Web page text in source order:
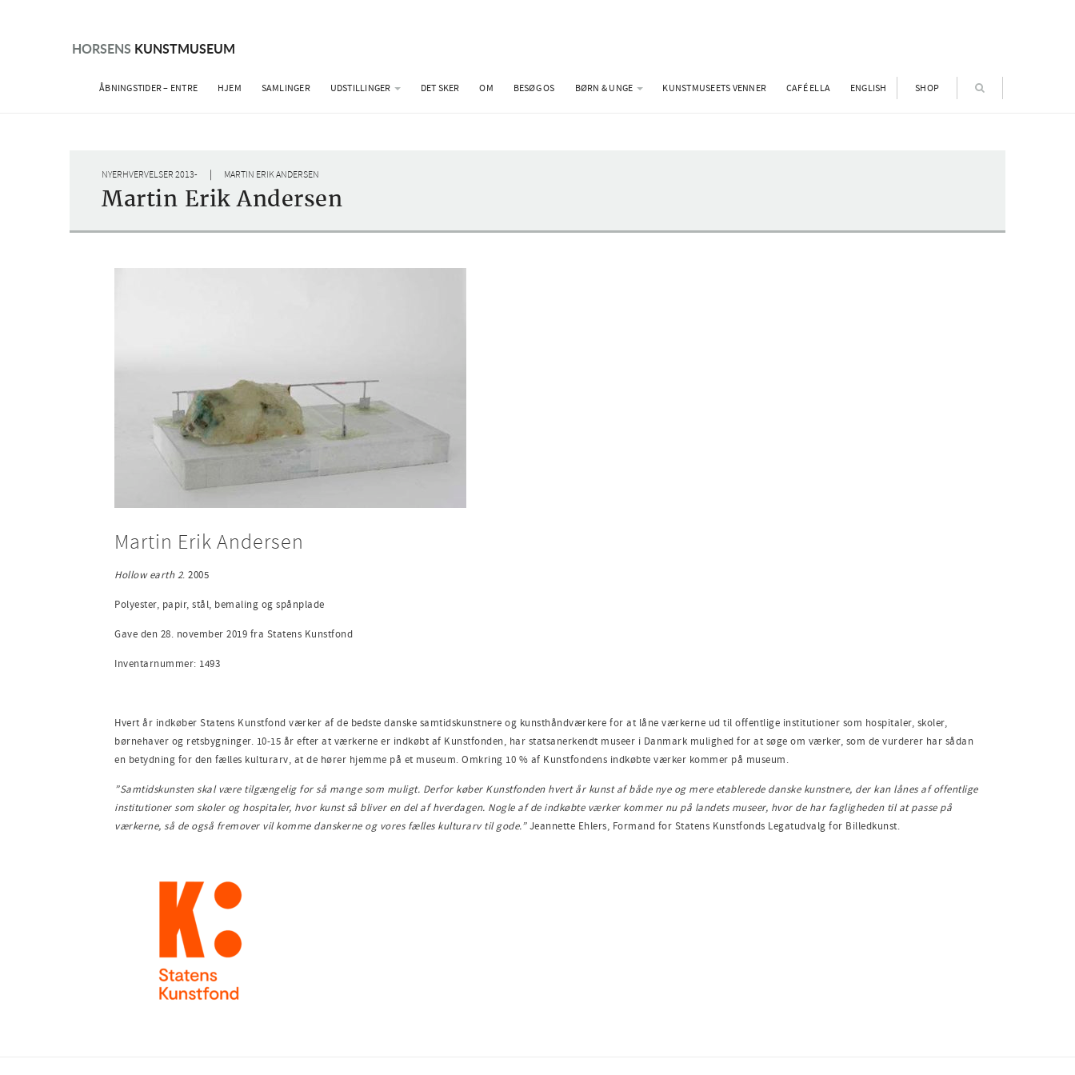
HORSENS KUNSTMUSEUM
ÅBNINGSTIDER – ENTRE HJEM SAMLINGER UDSTILLINGER DET SKER OM BESØG OS BØRN & UNGE KUNSTMUSEETS VENNER CAFÉ ELLA ENGLISH SHOP
NYERHVERVELSER 2013- | MARTIN ERIK ANDERSEN
Martin Erik Andersen
Martin Erik Andersen
Hollow earth 2. 2005
Polyester, papir, stål, bemaling og spånplade
Gave den 28. november 2019 fra Statens Kunstfond
Inventarnummer: 1493
Hvert år indkøber Statens Kunstfond værker af de bedste danske samtidskunstnere og kunsthåndværkere for at låne værkerne ud til offentlige institutioner som hospitaler, skoler,
børnehaver og retsbygninger. 10-15 år efter at værkerne er indkøbt af Kunstfonden, har statsanerkendt museer i Danmark mulighed for at søge om værker, som de vurderer har sådan
en betydning for den fælles kulturarv, at de hører hjemme på et museum. Omkring 10 % af Kunstfondens indkøbte værker kommer på museum.
”Samtidskunsten skal være tilgængelig for så mange som muligt. Derfor køber Kunstfonden hvert år kunstaf både nye og mere etablerede danske kunstnere, der kan lånes af offentlige
institutioner som skoler og hospitaler, hvor kunst så bliver en del af hverdagen. Nogle af de indkøbte værker kommer nu på landets museer, hvor de har fagligheden til at passe på
værkerne, så de også fremover vil komme danskerne og vores fælles kulturarv til gode.” Jeannette Ehlers, Formand for Statens Kunstfonds Legatudvalg for Billedkunst.